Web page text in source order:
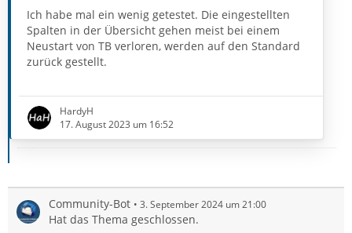
Ich habe mal ein wenig getestet. Die eingestellten
Spalten in der Übersicht gehen meist bei einem
Neustart von TB verloren, werden auf den Standard
zurück gestellt.
Ich finde nirgends eine Einstellung um festzulegen wo
die Synchronisation statt finden soll. Der Kalender
und die Aufgaben haben sich das ja offensichtlich aus
den alten Einstellungen geholt. Da habe ich damals
geholt, die mit MPE…
HardyH
17. August 2023 um 16:52
Community-Bot 3. September 2024 um 21:00
Hat das Thema geschlossen.